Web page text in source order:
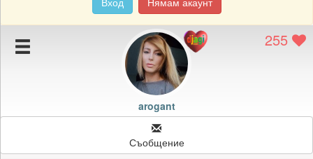
Подаръците на arogant
Картичките на arogant
255
arogant
Съобщение